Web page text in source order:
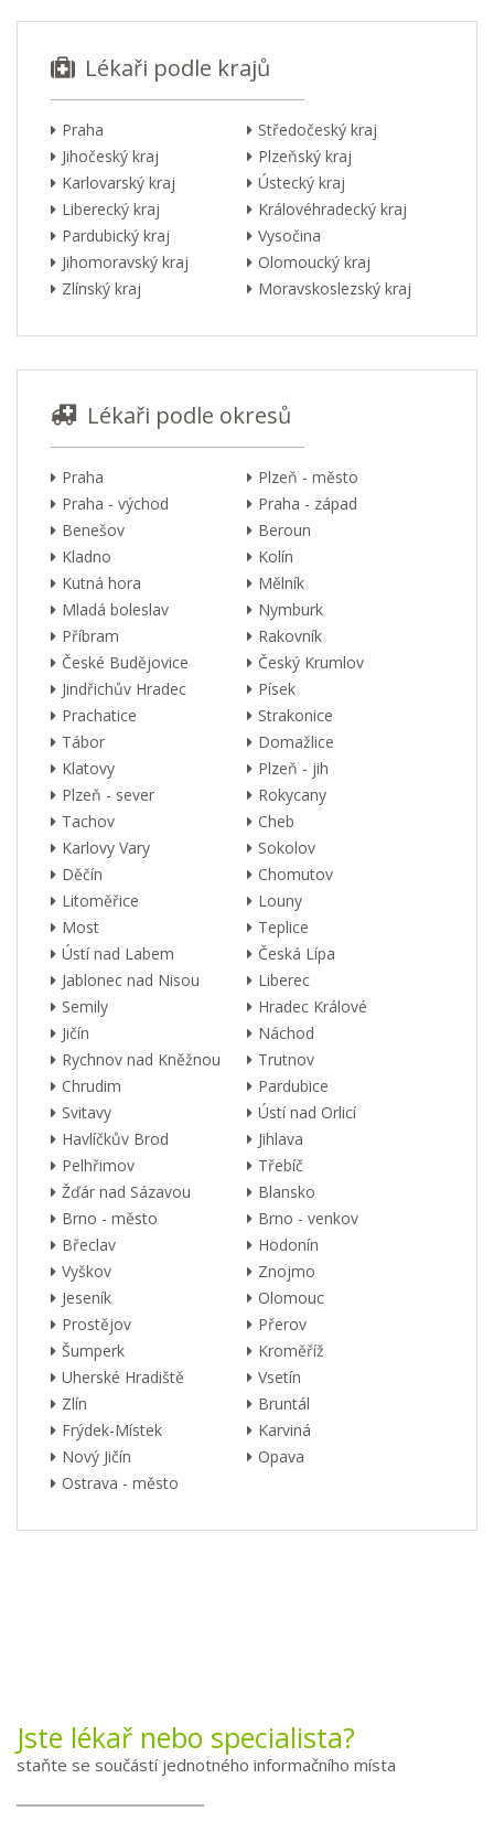
Lékaři podle krajů
Praha
Středočeský kraj
Jihočeský kraj
Plzeňský kraj
Karlovarský kraj
Ústecký kraj
Liberecký kraj
Královéhradecký kraj
Pardubický kraj
Vysočina
Jihomoravský kraj
Olomoucký kraj
Zlínský kraj
Moravskoslezský kraj
Lékaři podle okresů
Praha
Plzeň - město
Praha - východ
Praha - západ
Benešov
Beroun
Kladno
Kolín
Kutná hora
Mělník
Mladá boleslav
Nymburk
Příbram
Rakovník
České Budějovice
Český Krumlov
Jindřichův Hradec
Písek
Prachatice
Strakonice
Tábor
Domažlice
Klatovy
Plzeň - jih
Plzeň - sever
Rokycany
Tachov
Cheb
Karlovy Vary
Sokolov
Děčín
Chomutov
Litoměřice
Louny
Most
Teplice
Ústí nad Labem
Česká Lípa
Jablonec nad Nisou
Liberec
Semily
Hradec Králové
Jičín
Náchod
Rychnov nad Kněžnou
Trutnov
Chrudim
Pardubice
Svitavy
Ústí nad Orlicí
Havlíčkův Brod
Jihlava
Pelhřimov
Třebíč
Žďár nad Sázavou
Blansko
Brno - město
Brno - venkov
Břeclav
Hodonín
Vyškov
Znojmo
Jeseník
Olomouc
Prostějov
Přerov
Šumperk
Kroměříž
Uherské Hradiště
Vsetín
Zlín
Bruntál
Frýdek-Místek
Karviná
Nový Jičín
Opava
Ostrava - město
Jste lékař nebo specialista?
staňte se součástí jednotného informačního místa